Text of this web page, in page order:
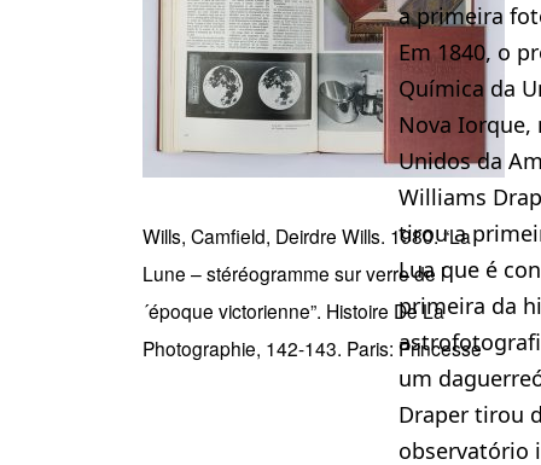
Wills, Camfield, Deirdre Wills. 1980. “La
Lune – stéréogramme sur verre de l
´époque victorienne”. Histoire De La
Photographie, 142-143. Paris: Princesse
a primeira
Em 1840, o
Química da
Nova Iorque,
Unidos da
Williams
tirou a
Lua que é
primeira da
um
Draper tirou
observatório